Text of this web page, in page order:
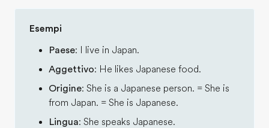
Lavora con noi
Esempi
Paese: I live in Japan.
Aggettivo: He likes Japanese food.
Origine: She is a Japanese person. = She is
from Japan. = She is Japanese.
Lingua: She speaks Japanese.